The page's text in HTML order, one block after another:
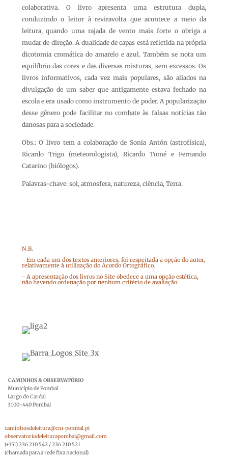
colaborativa. O livro apresenta uma estrutura dupla,
conduzindo o leitor à reviravolta que acontece a meio da
leitura, quando uma rajada de vento mais forte o obriga a
mudar de direção. A dualidade de capas está refletida na própria
dicotomia cromática do amarelo e azul. Também se nota um
equilíbrio das cores e das diversas misturas, sem excessos. Os
livros informativos, cada vez mais populares, são aliados na
divulgação de um saber que antigamente estava fechado na
escola e era usado como instrumento de poder. A popularização
desse gênero pode facilitar no combate às falsas notícias tão
danosas para a sociedade.
Obs.: O livro tem a colaboração de Sonia Antón (astrofísica),
Ricardo Trigo (meteorologista), Ricardo Tomé e Fernando
Catarino (biólogos).
Palavras-chave: sol, atmosfera, natureza, ciência, Terra.
N.B.
- Em cada um dos textos anteriores, foi respeitada a opção do autor,
relativamente à utilização do Acordo Ortográfico.
- A apresentação dos livros no Site obedece a uma opção estética,
não havendo ordenação por nenhum critério de avaliação.
CAMINHOS & OBSERVATÓRIO
Município de Pombal
Largo do Cardal
3100-440 Pombal
caminhosdeleitura@cm-pombal.pt
observatoriodeleiturapombal@gmail.com
(+351) 236 210 542 / 236 210 521
(chamada para a rede fixa nacional)